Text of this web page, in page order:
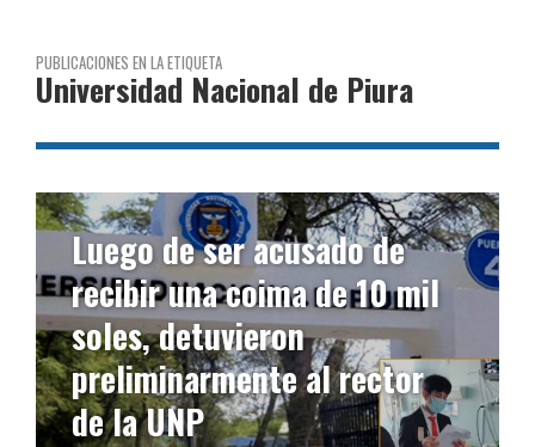
PUBLICACIONES EN LA ETIQUETA
Universidad Nacional de Piura
Luego de ser acusado de
recibir una coima de 10 mil
soles, detuvieron
preliminarmente al rector
de la UNP